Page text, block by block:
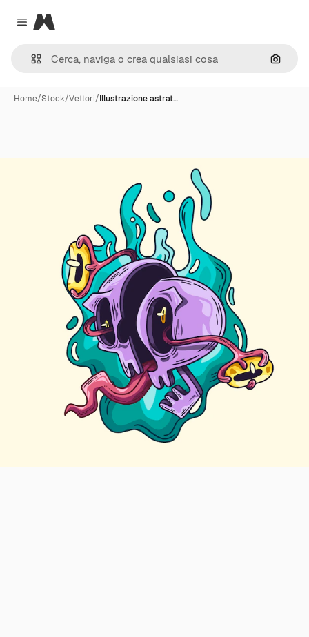
Close menu
Magnific
Cerca
Home/Stock/Vettori/Illustrazione astrat…